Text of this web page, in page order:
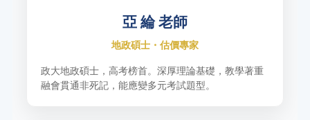
亞 綸 老師
地政碩士・估價專家
政大地政碩士，高考榜首。深厚理論基礎，教學著重
融會貫通非死記，能應變多元考試題型。